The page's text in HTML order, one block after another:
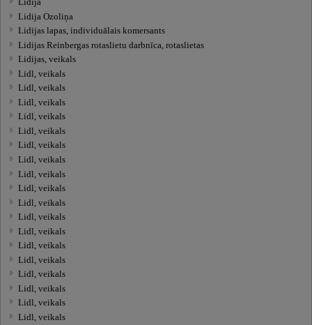
Lidija
Lidija Ozoliņa
Lidijas lapas, individuālais komersants
Lidijas Reinbergas rotaslietu darbnīca, rotaslietas
Lidijas, veikals
Lidl, veikals
Lidl, veikals
Lidl, veikals
Lidl, veikals
Lidl, veikals
Lidl, veikals
Lidl, veikals
Lidl, veikals
Lidl, veikals
Lidl, veikals
Lidl, veikals
Lidl, veikals
Lidl, veikals
Lidl, veikals
Lidl, veikals
Lidl, veikals
Lidl, veikals
Lidl, veikals